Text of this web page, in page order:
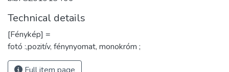
Technical details
[Fénykép] =
fotó :,pozitív, fénynyomat, monokróm ;